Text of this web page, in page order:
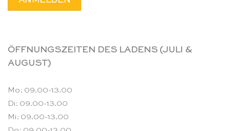
ÖFFNUNGSZEITEN DES LADENS (JULI &
AUGUST)
Mo: 09.00-13.00
Di: 09.00-13.00
Mi: 09.00-13.00